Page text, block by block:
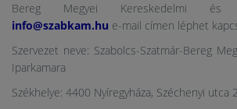
Bereg Megyei Kereskedelmi és
info@szabkam.hu e-mail címen léphet
Szervezet neve: Szabolcs-Szatmár-Bereg
Iparkamara
Székhelye: 4400 Nyíregyháza, Széchenyi utca